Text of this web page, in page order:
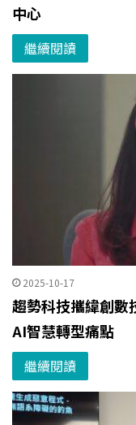
中心
繼續閱讀
2025-10-17
趨勢科技攜緯創數
AI智慧轉型痛點
繼續閱讀